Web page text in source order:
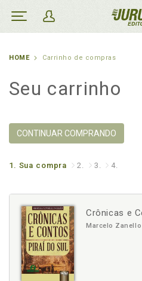
HOME Carrinho de compras
Seu carrinho
CONTINUAR COMPRANDO
1. Sua compra 2. 3. 4.
Crônicas e
Marcelo